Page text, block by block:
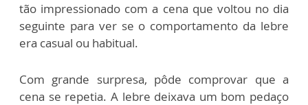
tão impressionado com a cena que voltou no dia
seguinte para ver se o comportamento da lebre
era casual ou habitual.
Com grande surpresa, pôde comprovar que a
cena se repetia. A lebre deixava um bom pedaço